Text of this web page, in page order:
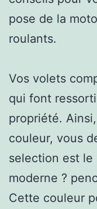
pose de la
roulants.
Vos volets
qui font
propriété.
couleur, vous
selection est le
moderne ?
Cette couleur